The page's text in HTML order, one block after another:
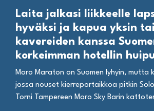
Laita jalkasi liikkeelle
hyväksi ja kapua yksin tai
kavereiden kanssa
korkeimman hotellin
Moro Maraton on Suomen lyhyin, mutta
jossa nouset kierreportaikkoa pitkin
Torni Tampereen Moro Sky Barin